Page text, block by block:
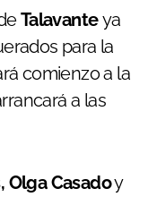
Talavanteya
para la
comienzo a la
a las
Olga Casadoy